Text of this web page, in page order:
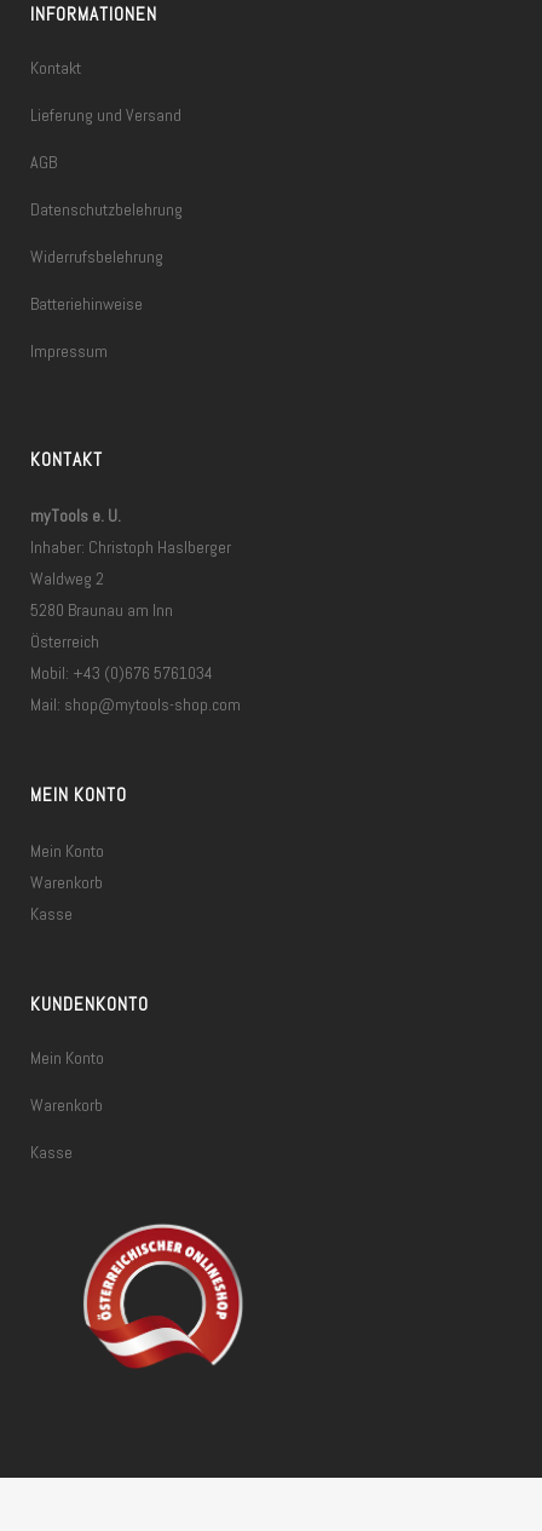
INFORMATIONEN
Kontakt
Lieferung und Versand
AGB
Datenschutzbelehrung
Widerrufsbelehrung
Batteriehinweise
Impressum
KONTAKT
myTools e. U.
Inhaber: Christoph Haslberger
Waldweg 2
5280 Braunau am Inn
Österreich
Mobil: +43 (0)676 5761034
Mail: shop@mytools-shop.com
MEIN KONTO
Mein Konto
Warenkorb
Kasse
KUNDENKONTO
Mein Konto
Warenkorb
Kasse